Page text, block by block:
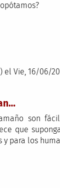
el Vie, 16/06/
son
que
y para los